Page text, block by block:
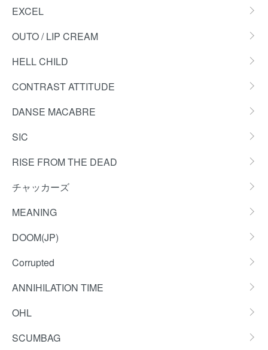
EXCEL
OUTO / LIP CREAM
HELL CHILD
CONTRAST ATTITUDE
DANSE MACABRE
SIC
RISE FROM THE DEAD
チャッカーズ
MEANING
DOOM(JP)
Corrupted
ANNIHILATION TIME
OHL
SCUMBAG